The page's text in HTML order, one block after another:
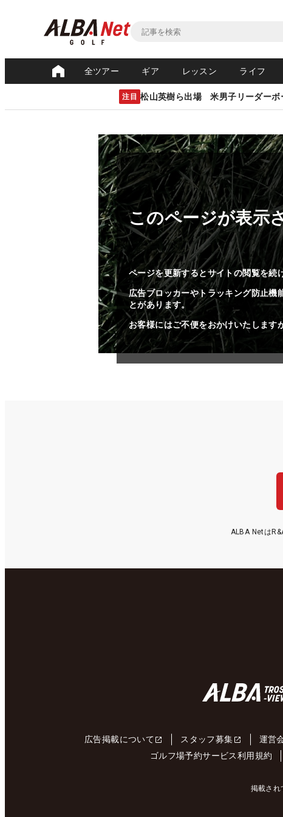
全ツアー ギア レッスン ライフ
注目 松山英樹ら出場 米男子リーダーボ
このページが表示
ページを更新するとサイトの閲覧を続
広告ブロッカーやトラッキング防止機
とがあります。
お客様にはご不便をおかけいたします
ALBA Netは
広告掲載について スタッフ募集 運営
ゴルフ場予約サービス利用規約
掲載され